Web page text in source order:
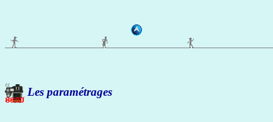
Les paramétrages